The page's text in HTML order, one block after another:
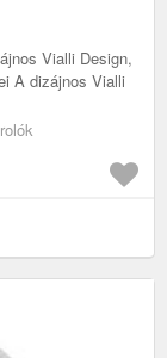
Vialli Design,
A dizájnos Vialli